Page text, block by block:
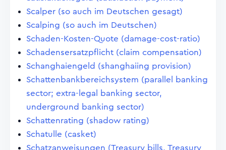
Scalper (so auch im Deutschen gesagt)
Scalping (so auch im Deutschen)
Schaden-Kosten-Quote (damage-cost-ratio)
Schadensersatzpflicht (claim compensation)
Schanghaiengeld (shanghaiing provision)
Schattenbankbereichsystem (parallel banking
sector; extra-legal banking sector,
underground banking sector)
Schattenrating (shadow rating)
Schatulle (casket)
Schatzanweisungen (Treasury bills, Treasury